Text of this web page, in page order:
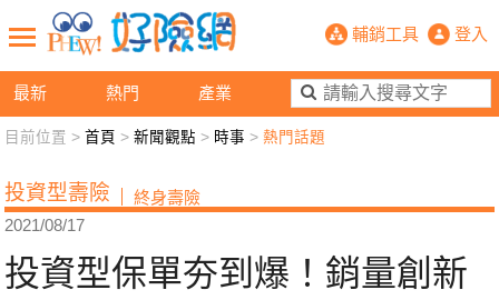
最新 熱門 產業
投資型保單夯到爆！銷量創新高
輔銷工具 登入
新聞觀點 業務交流 好險懂生活
退休先準備 好險學堂 輔銷工具 活動專區
目前位置 >首頁 >新聞觀點 > 時事 >熱門話題
投資型壽險 終身壽險
2021/08/17
投資型保單夯到爆！銷量創新